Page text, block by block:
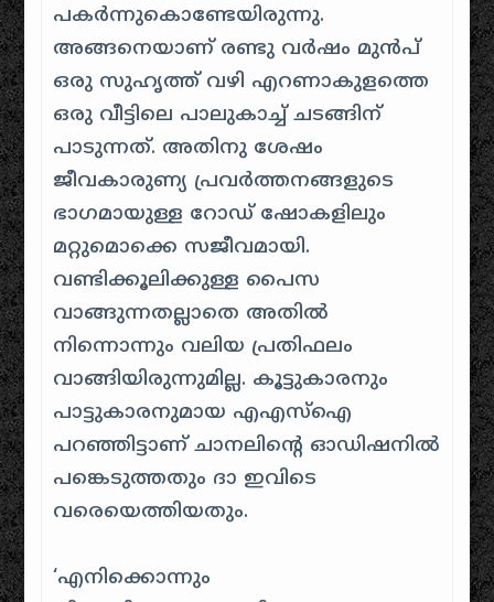
പകര്‍ന്നുകൊണ്ടേയിരുന്നു.
അങ്ങനെയാണ് രണ്ടു വര്‍ഷം മുന്‍പ്
ഒരു സുഹൃത്ത് വഴി എറണാകുളത്തെ
ഒരു വീട്ടിലെ പാലുകാച്ച് ചടങ്ങിന്
പാടുന്നത്. അതിനു ശേഷം
ജീവകാരുണ്യ പ്രവര്‍ത്തനങ്ങളുടെ
ഭാഗമായുള്ള റോഡ് ഷോകളിലും
മറ്റുമൊക്കെ സജീവമായി.
വണ്ടിക്കൂലിക്കുള്ള പൈസ
വാങ്ങുന്നതല്ലാതെ അതില്‍
നിന്നൊന്നും വലിയ പ്രതിഫലം
വാങ്ങിയിരുന്നുമില്ല. കൂട്ടുകാരനും
പാട്ടുകാരനുമായ എഎസ്‌ഐ
പറഞ്ഞിട്ടാണ് ചാനലിന്റെ ഓഡിഷനില്‍
പങ്കെടുത്തതും ദാ ഇവിടെ
വരെയെത്തിയതും.
‘എനിക്കൊന്നും